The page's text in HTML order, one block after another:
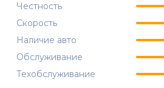
Честность
Скорость
Наличие авто
Обслуживание
Техобслуживание